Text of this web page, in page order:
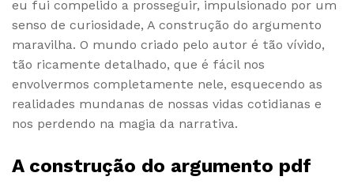
eu fui compelido a prosseguir, impulsionado por um
senso de curiosidade, A construção do argumento
maravilha. O mundo criado pelo autor é tão vívido,
tão ricamente detalhado, que é fácil nos
envolvermos completamente nele, esquecendo as
realidades mundanas de nossas vidas cotidianas e
nos perdendo na magia da narrativa.
A construção do argumento pdf